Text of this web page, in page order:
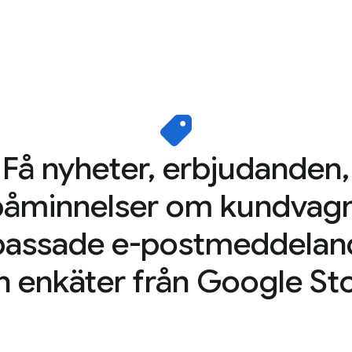
Få nyheter, erbjudanden,
om
e-
enkäter från Google